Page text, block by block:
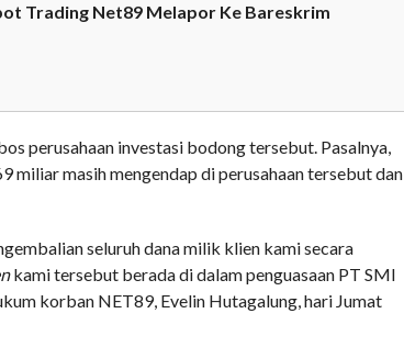
Trading Net89 Melapor Ke Bareskrim
perusahaan investasi bodong tersebut. Pasalnya,
miliar masih mengendap di perusahaan tersebut dan
seluruh dana milik klien kami secara
kami tersebut berada di dalam penguasaan PT SMI
korban NET89, Evelin Hutagalung, hari Jumat